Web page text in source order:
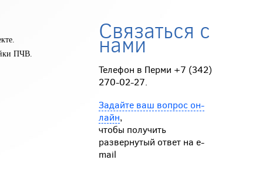
ПЧВ.
Связаться с
нами
Телефон в Перми +7 (342)
270-02-27.
Задайте ваш вопрос он-
лайн,
чтобы получить
развернутый ответ на e-
mail